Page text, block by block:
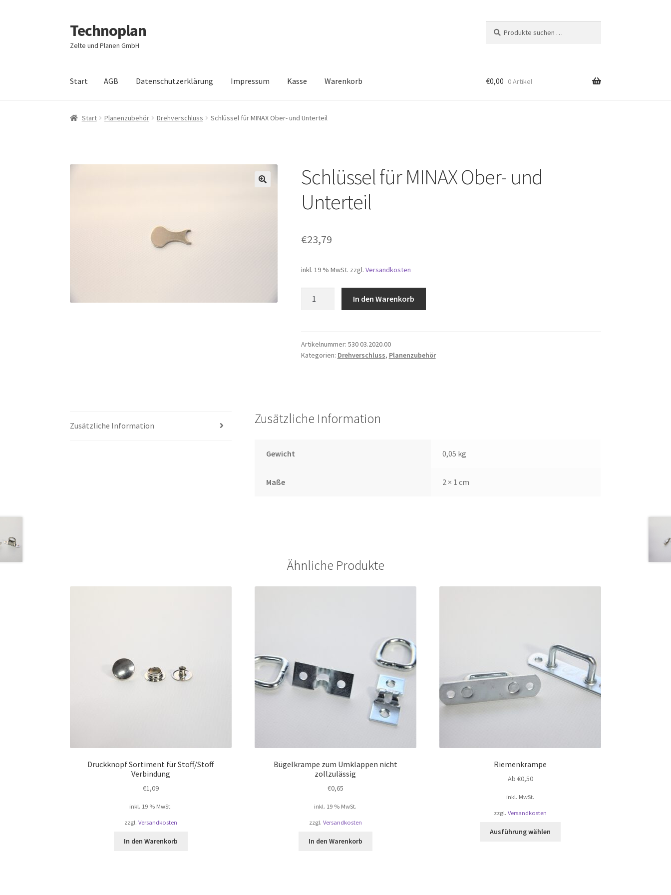
Zur
Navigation
springen
Zum
Inhalt
springen
Technoplan
Zelte und Planen GmbH
nach:
Start AGB Datenschutzerklärung Impressum Kasse Warenkorb
Start AGB Datenschutzerklärung Impressum Kasse Warenkorb
€0,00 0 Artikel
Start Planenzubehör Drehverschluss Schlüssel für MINAX Ober- und Unterteil
Schlüssel für MINAX Ober- und
Unterteil
€23,79
inkl. 19 % MwSt. zzgl. Versandkosten
und
Unterteil
In den Warenkorb
Artikelnummer: 530 03.2020.00
Kategorien: Drehverschluss, Planenzubehör
Zusätzliche Information Zusätzliche Information
Gewicht 0,05 kg
Maße 2 × 1 cm
Ähnliche Produkte
Druckknopf Sortiment für Stoff/Stoff
Verbindung
€1,09
inkl. 19 % MwSt.
zzgl. Versandkosten
In den Warenkorb
Bügelkrampe zum Umklappen nicht
zollzulässig
€0,65
inkl. 19 % MwSt.
zzgl. Versandkosten
In den Warenkorb
Riemenkrampe
Ab €0,50
inkl. MwSt.
zzgl.Versandkosten
Ausführung wählen